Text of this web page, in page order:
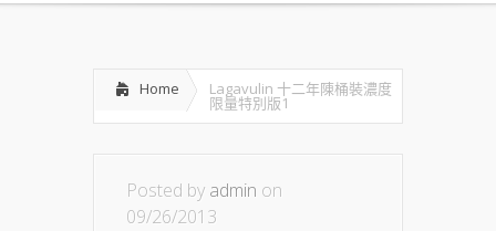
Home Lagavulin 十二年陳桶裝濃度
限量特別版1
Posted by admin on
09/26/2013